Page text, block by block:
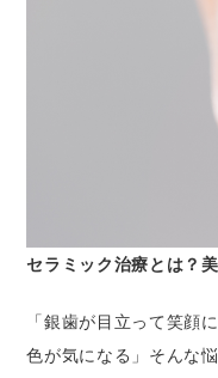
セラミック治療とは？
「銀歯が目立って笑顔
色が気になる」そんな